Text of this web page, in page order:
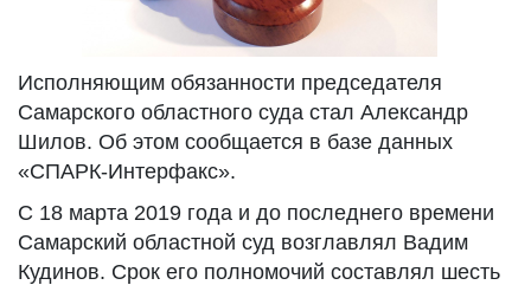
Исполняющим обязанности председателя
Самарского областного суда стал Александр
Шилов. Об этом сообщается в базе данных
«СПАРК-Интерфакс».
С 18 марта 2019 года и до последнего времени
Самарский областной суд возглавлял Вадим
Кудинов. Срок его полномочий составлял шесть